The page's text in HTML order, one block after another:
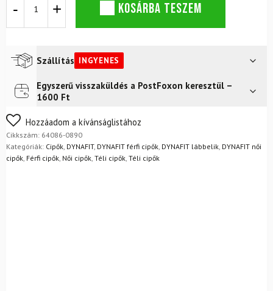
csizma
Hurricane
Black
Out
KOSÁRBA TESZEM
Szállítás INGYENES
Futár a címreIngyenes
FoxPost
Egyszerű visszaküldés a PostFoxon keresztül –
1600 Ft
Nem biztos a választásában? Semmi gond – a terméket
egyszerűen visszaküldheti 14 napon belül, indoklás nélkül.
Mik a visszaküldés feltételei?
Hozzáadom a kívánságlistához
Cikkszám: 64086-0890
Kategóriák: Cipők DYNAFIT, DYNAFIT férfi cipők DYNAFIT lábbelik DYNAFIT női
cipők Férfi cipők Női cipők Téli cipők Téli cipők